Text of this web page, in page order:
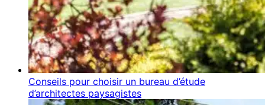
Conseils pour choisir un bureau d’étude
d’architectes paysagistes